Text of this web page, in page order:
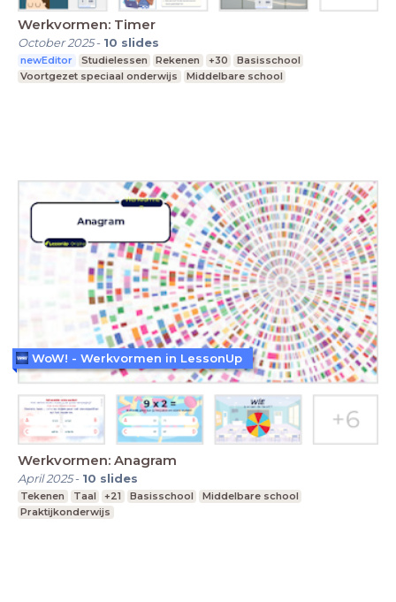
Werkvormen: Timer
October 2025- 10 slides
newEditor Studielessen Rekenen +30
Basisschool
Voortgezet speciaal onderwijs
Middelbare school
Werkvormen: Anagram
April 2025- 10 slides
Tekenen Taal +21 Basisschool
Middelbare school
Praktijkonderwijs
WoW! - Werkvormen in LessonUp